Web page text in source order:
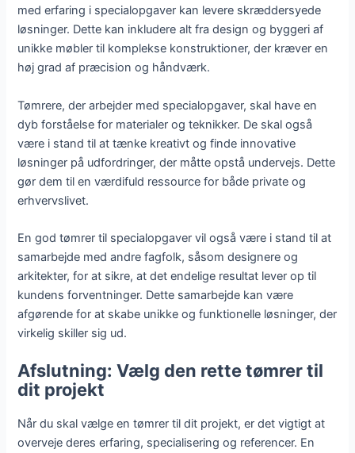
med erfaring i specialopgaver kan levere skræddersyede
løsninger. Dette kan inkludere alt fra design og byggeri af
unikke møbler til komplekse konstruktioner, der kræver en
høj grad af præcision og håndværk.
Tømrere, der arbejder med specialopgaver, skal have en
dyb forståelse for materialer og teknikker. De skal også
være i stand til at tænke kreativt og finde innovative
løsninger på udfordringer, der måtte opstå undervejs. Dette
gør dem til en værdifuld ressource for både private og
erhvervslivet.
En god tømrer til specialopgaver vil også være i stand til at
samarbejde med andre fagfolk, såsom designere og
arkitekter, for at sikre, at det endelige resultat lever op til
kundens forventninger. Dette samarbejde kan være
afgørende for at skabe unikke og funktionelle løsninger, der
virkelig skiller sig ud.
Afslutning: Vælg den rette tømrer til
dit projekt
Når du skal vælge en tømrer til dit projekt, er det vigtigt at
overveje deres erfaring, specialisering og referencer. En